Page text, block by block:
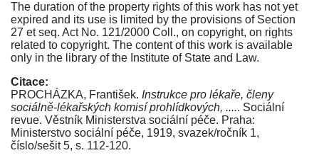
The duration of the property rights of this work has not yet
expired and its use is limited by the provisions of Section
27 et seq. Act No. 121/2000 Coll., on copyright, on rights
related to copyright. The content of this work is available
only in the library of the Institute of State and Law.
Citace:
PROCHÁZKA, František. Instrukce pro lékaře, členy
sociálně-lékařských komisí prohlídkových, ..... Sociální
revue. Věstník Ministerstva sociální péče. Praha:
Ministerstvo sociální péče, 1919, svazek/ročník 1,
číslo/sešit 5, s. 112-120.